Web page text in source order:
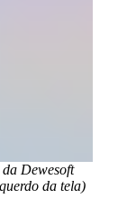
Dewesoft
da tela)